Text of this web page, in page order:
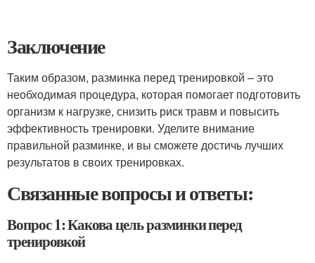
Заключение
Таким образом, разминка перед тренировкой – это
необходимая процедура, которая помогает подготовить
организм к нагрузке, снизить риск травм и повысить
эффективность тренировки. Уделите внимание
правильной разминке, и вы сможете достичь лучших
результатов в своих тренировках.
Связанные вопросы и ответы:
Вопрос 1: Какова цель разминки перед
тренировкой